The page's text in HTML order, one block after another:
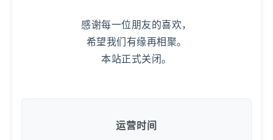
感谢每一位朋友的喜欢，
希望我们有缘再相聚。
本站正式关闭。
运营时间